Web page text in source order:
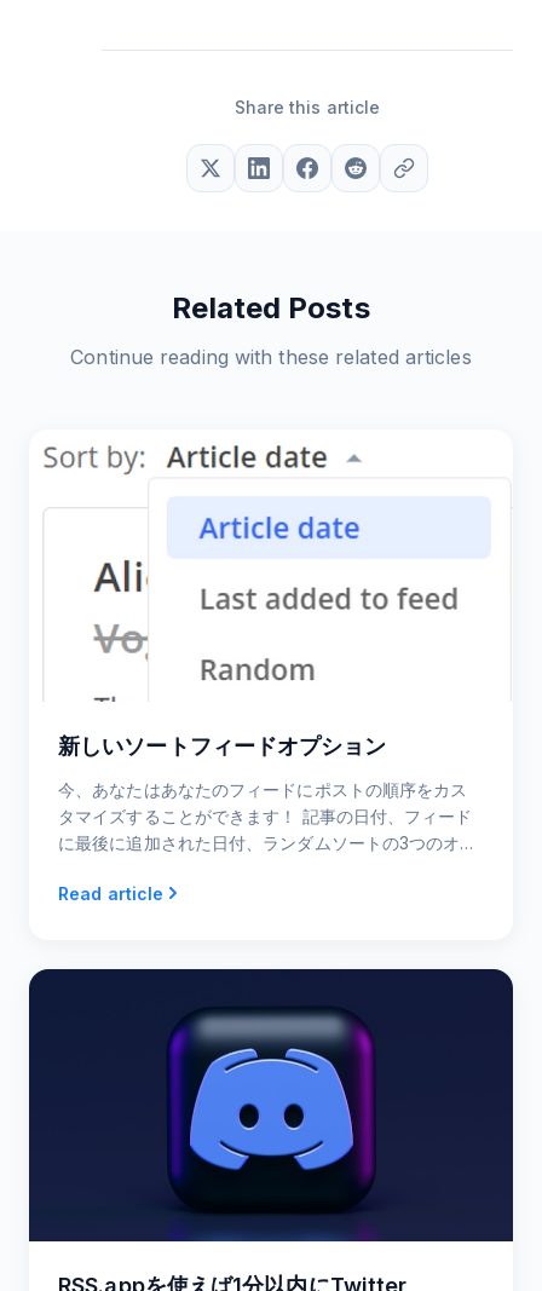
Share this article
Related Posts
Continue reading with these related articles
新しいソートフィードオプション
今、あなたはあなたのフィードにポストの順序をカス
タマイズすることができます！ 記事の日付、フィード
に最後に追加された日付、ランダムソートの3つのオプ
Read article
RSS.appを使えば1分以内にTwitter